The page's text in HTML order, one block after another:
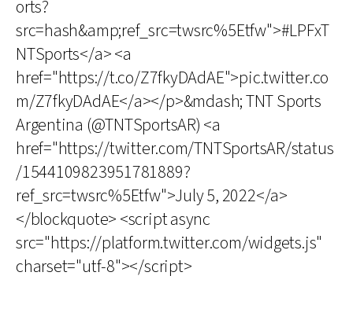
orts?
src=hash&amp;ref_src=twsrc%5Etfw">#LPFxT
NTSports</a> <a
href="https://t.co/Z7fkyDAdAE">pic.twitter.co
m/Z7fkyDAdAE</a></p>&mdash; TNT Sports
Argentina (@TNTSportsAR) <a
href="https://twitter.com/TNTSportsAR/status
/1544109823951781889?
ref_src=twsrc%5Etfw">July 5, 2022</a>
</blockquote> <script async
src="https://platform.twitter.com/widgets.js"
charset="utf-8"></script>